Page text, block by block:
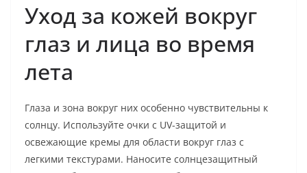
Уход за кожей вокруг
глаз и лица во время
лета
Глаза и зона вокруг них особенно чувствительны к
солнцу. Используйте очки с UV-защитой и
освежающие кремы для области вокруг глаз с
легкими текстурами. Наносите солнцезащитный